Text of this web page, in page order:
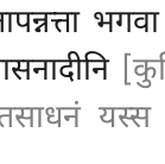
भगवा